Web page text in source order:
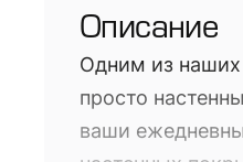
Описание
Одним из наших
просто
ваши